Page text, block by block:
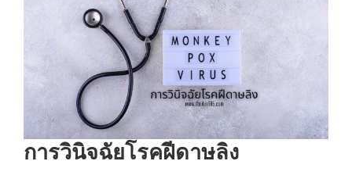
การวินิจฉัยโรคฝีดาษลิง